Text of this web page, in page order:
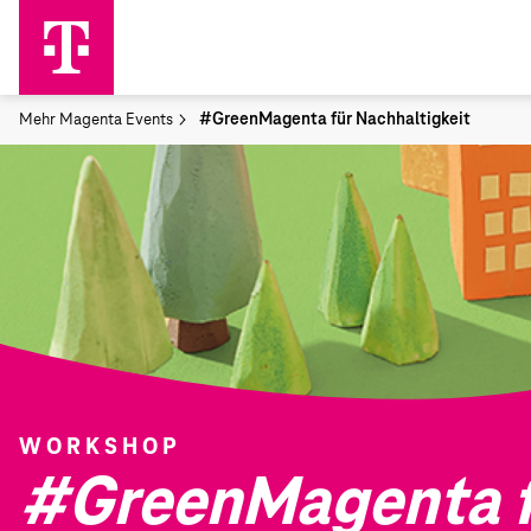
Mehr Magenta Events #GreenMagenta für Nachhaltigkeit
WORKSHOP
#GreenMagenta